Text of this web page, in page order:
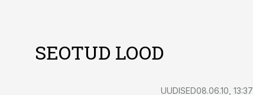
SEOTUD LOOD
UUDISED08.06.10, 13:37